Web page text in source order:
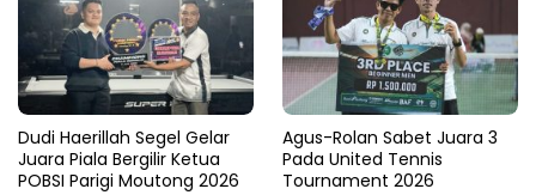
Dudi Haerillah Segel Gelar
Juara Piala Bergilir Ketua
POBSI Parigi Moutong 2026
Agus-Rolan Sabet Juara 3
Pada United Tennis
Tournament 2026